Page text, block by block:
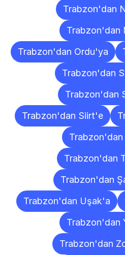
Trabzon'dan
Trabzon'dan
Trabzon'dan Ordu'ya
Trabzon'dan
Trabzon'dan
Trabzon'dan Siirt'e
Trabzon'dan
Trabzon'dan
Trabzon'dan Uşak'a
Trabzon'dan
Trabzon'dan